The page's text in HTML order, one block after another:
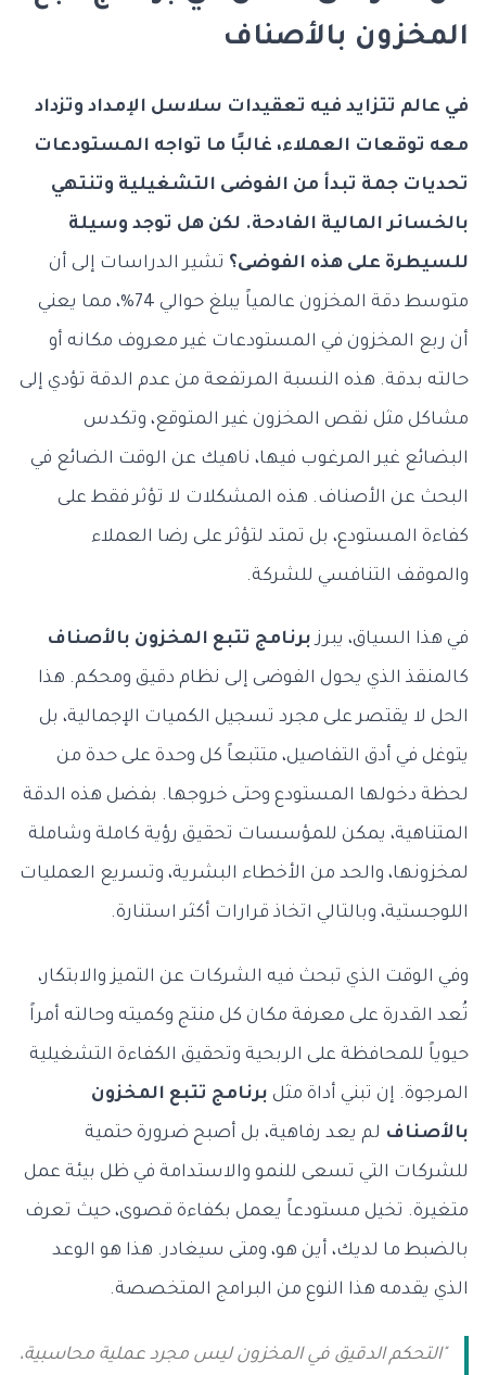
المخزون بالأصناف
في عالم تتزايد فيه تعقيدات سلاسل الإمداد وتزداد
معه توقعات العملاء، غالبًا ما تواجه المستودعات
تحديات جمة تبدأ من الفوضى التشغيلية وتنتهي
بالخسائر المالية الفادحة. لكن هل توجد وسيلة
للسيطرة على هذه الفوضى؟ تشير الدراسات إلى أن
متوسط دقة المخزون عالمياً يبلغ حوالي 74%، مما يعني
أن ربع المخزون في المستودعات غير معروف مكانه أو
حالته بدقة. هذه النسبة المرتفعة من عدم الدقة تؤدي إلى
مشاكل مثل نقص المخزون غير المتوقع، وتكدس
البضائع غير المرغوب فيها، ناهيك عن الوقت الضائع في
البحث عن الأصناف. هذه المشكلات لا تؤثر فقط على
كفاءة المستودع، بل تمتد لتؤثر على رضا العملاء
والموقف التنافسي للشركة.
في هذا السياق، يبرزبرنامج تتبع المخزون بالأصناف
كالمنقذ الذي يحول الفوضى إلى نظام دقيق ومحكم. هذا
الحل لا يقتصر على مجرد تسجيل الكميات الإجمالية، بل
يتوغل في أدق التفاصيل، متتبعاً كل وحدة على حدة من
لحظة دخولها المستودع وحتى خروجها. بفضل هذه الدقة
المتناهية، يمكن للمؤسسات تحقيق رؤية كاملة وشاملة
لمخزونها، والحد من الأخطاء البشرية، وتسريع العمليات
اللوجستية، وبالتالي اتخاذ قرارات أكثر استنارة.
وفي الوقت الذي تبحث فيه الشركات عن التميز والابتكار،
تُعد القدرة على معرفة مكان كل منتج وكميته وحالته أمراً
حيوياً للمحافظة على الربحية وتحقيق الكفاءة التشغيلية
المرجوة. إن تبني أداة مثل برنامج تتبع المخزون
بالأصناف لم يعد رفاهية، بل أصبح ضرورة حتمية
للشركات التي تسعى للنمو والاستدامة في ظل بيئة عمل
متغيرة. تخيل مستودعاً يعمل بكفاءة قصوى، حيث تعرف
بالضبط ما لديك، أين هو، ومتى سيغادر. هذا هو الوعد
الذي يقدمه هذا النوع من البرامج المتخصصة.
"التحكم الدقيق في المخزون ليس مجرد عملية محاسبية،